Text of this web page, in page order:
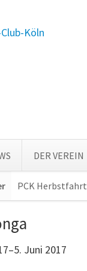
DER VEREIN
PCK Herbstfahrt
Juni 2017